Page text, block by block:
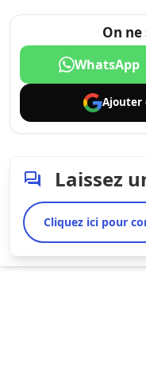
On
WhatsApp
Ajouter
Laissez
Cliquez ici pour